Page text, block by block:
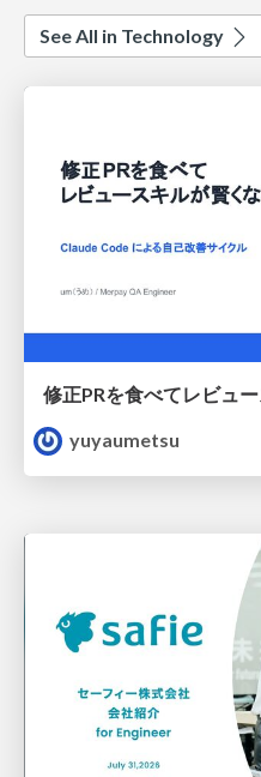
See All in Technology
yuyaumetsu